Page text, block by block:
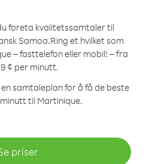
foreta kvalitetssamtaler til
Samoa.Ring et hvilket som
– fasttelefon eller mobil! – fra
¢ per minutt.
samtaleplan for å få de beste
til Martinique.
priser